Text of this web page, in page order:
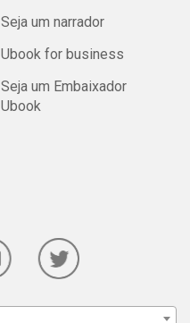
Seja um narrador
Ubook for business
Seja um Embaixador
Ubook